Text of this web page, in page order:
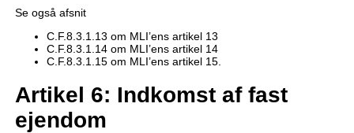
Se også afsnit
C.F.8.3.1.13 om MLI’ens artikel 13
C.F.8.3.1.14 om MLI’ens artikel 14
C.F.8.3.1.15 om MLI’ens artikel 15.
Artikel 6: Indkomst af fast
ejendom